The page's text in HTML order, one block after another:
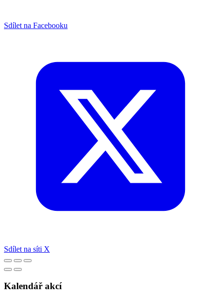
Sdílet na Facebooku
Sdílet na síti X
Kalendář akcí